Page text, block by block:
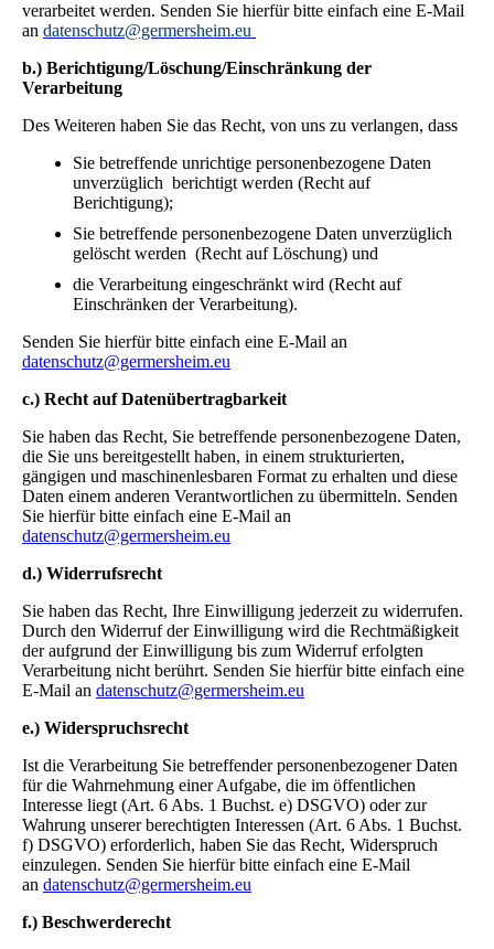
verarbeitet werden. Senden Sie hierfür bitte einfach eine E-Mail
an datenschutz@germersheim.eu
b.) Berichtigung/Löschung/Einschränkung der
Verarbeitung
Des Weiteren haben Sie das Recht, von uns zu verlangen, dass
Sie betreffende unrichtige personenbezogene Daten
unverzüglich berichtigt werden (Recht auf
Berichtigung);
Sie betreffende personenbezogene Daten unverzüglich
gelöscht werden (Recht auf Löschung) und
die Verarbeitung eingeschränkt wird (Recht auf
Einschränken der Verarbeitung).
Senden Sie hierfür bitte einfach eine E-Mail an
datenschutz@germersheim.eu
c.) Recht auf Datenübertragbarkeit
Sie haben das Recht, Sie betreffende personenbezogene Daten,
die Sie uns bereitgestellt haben, in einem strukturierten,
gängigen und maschinenlesbaren Format zu erhalten und diese
Daten einem anderen Verantwortlichen zu übermitteln. Senden
Sie hierfür bitte einfach eine E-Mail an
datenschutz@germersheim.eu
d.) Widerrufsrecht
Sie haben das Recht, Ihre Einwilligung jederzeit zu widerrufen.
Durch den Widerruf der Einwilligung wird die Rechtmäßigkeit
der aufgrund der Einwilligung bis zum Widerruf erfolgten
Verarbeitung nicht berührt. Senden Sie hierfür bitte einfach eine
E-Mail an datenschutz@germersheim.eu
e.) Widerspruchsrecht
Ist die Verarbeitung Sie betreffender personenbezogener Daten
für die Wahrnehmung einer Aufgabe, die im öffentlichen
Interesse liegt (Art. 6 Abs. 1 Buchst. e) DSGVO) oder zur
Wahrung unserer berechtigten Interessen (Art. 6 Abs. 1 Buchst.
f) DSGVO) erforderlich, haben Sie das Recht, Widerspruch
einzulegen. Senden Sie hierfür bitte einfach eine E-Mail
an datenschutz@germersheim.eu
f.) Beschwerderecht